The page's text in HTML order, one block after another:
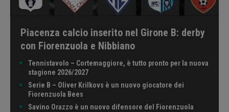
Piacenza calcio inserito nel Girone B: derby
con Fiorenzuola e Nibbiano
Tennistavolo – Cortemaggiore, è tutto pronto per la nuova
stagione 2026/2027
Serie B – Oliver Krilkovs è un nuovo giocatore dei
Fiorenzuola Bees
Savino Orazzo è un nuovo difensore del Fiorenzuola